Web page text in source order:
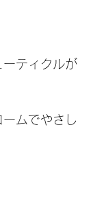
ティクルが
ムでやさし